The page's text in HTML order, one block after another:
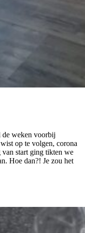
de weken voorbij
op te volgen, corona
van start ging tikten we
Hoe dan?! Je zou het